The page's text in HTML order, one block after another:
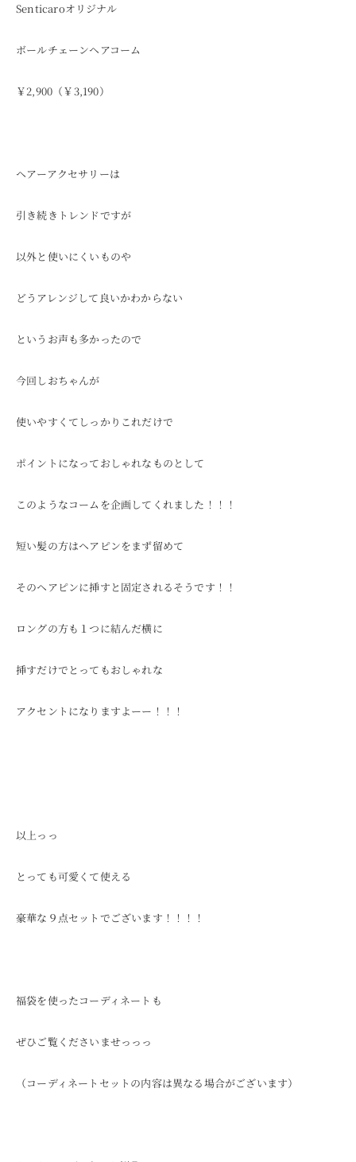
Senticaroオリジナル
ボールチェーンヘアコーム
￥2,900（￥3,190）
ヘアーアクセサリーは
引き続きトレンドですが
以外と使いにくいものや
どうアレンジして良いかわからない
というお声も多かったので
今回しおちゃんが
使いやすくてしっかりこれだけで
ポイントになっておしゃれなものとして
このようなコームを企画してくれました！！！
短い髪の方はヘアピンをまず留めて
そのヘアピンに挿すと固定されるそうです！！
ロングの方も１つに結んだ横に
挿すだけでとってもおしゃれな
アクセントになりますよーー！！！
以上っっ
とっても可愛くて使える
豪華な９点セットでございます！！！！
福袋を使ったコーディネートも
ぜひご覧くださいませっっっ
（コーディネートセットの内容は異なる場合がございます）